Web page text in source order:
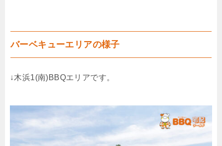
バーベキューエリアの様子
↓木浜1(南)BBQエリアです。